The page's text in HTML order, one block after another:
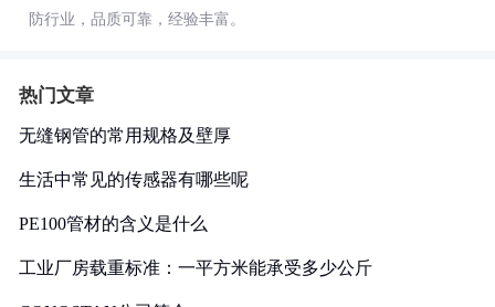
防行业，品质可靠，经验丰富。
热门文章
无缝钢管的常用规格及壁厚
生活中常见的传感器有哪些呢
PE100管材的含义是什么
工业厂房载重标准：一平方米能承受多少公斤